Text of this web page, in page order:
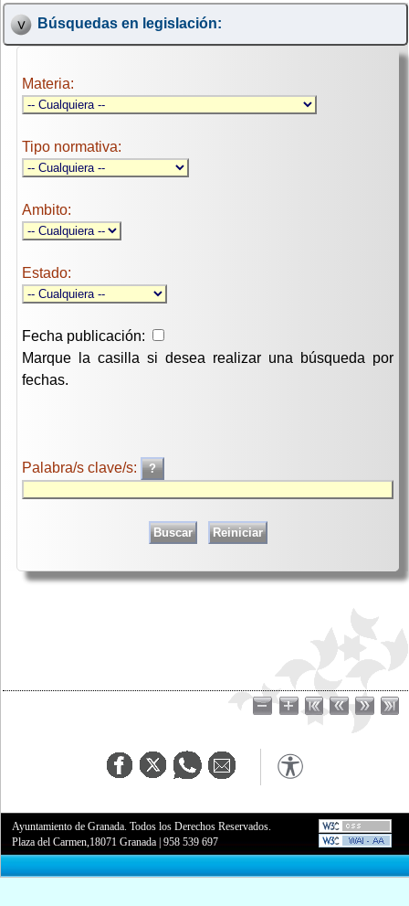
Búsquedas en legislación:
Materia:
Tipo normativa:
Ambito:
Estado:
Fecha publicación:
Marque la casilla si desea realizar una búsqueda por
fechas.
Palabra/s clave/s:
Ayuntamiento de Granada. Todos los Derechos Reservados.
Plaza del Carmen,18071 Granada |958 539 697